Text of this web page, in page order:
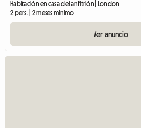
Habitación en casa del anfitrión | London
2 pers. | 2 meses mínimo
Ver anuncio